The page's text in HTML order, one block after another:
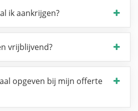
ik aankrijgen?
vrijblijvend?
opgeven bij mijn offerte